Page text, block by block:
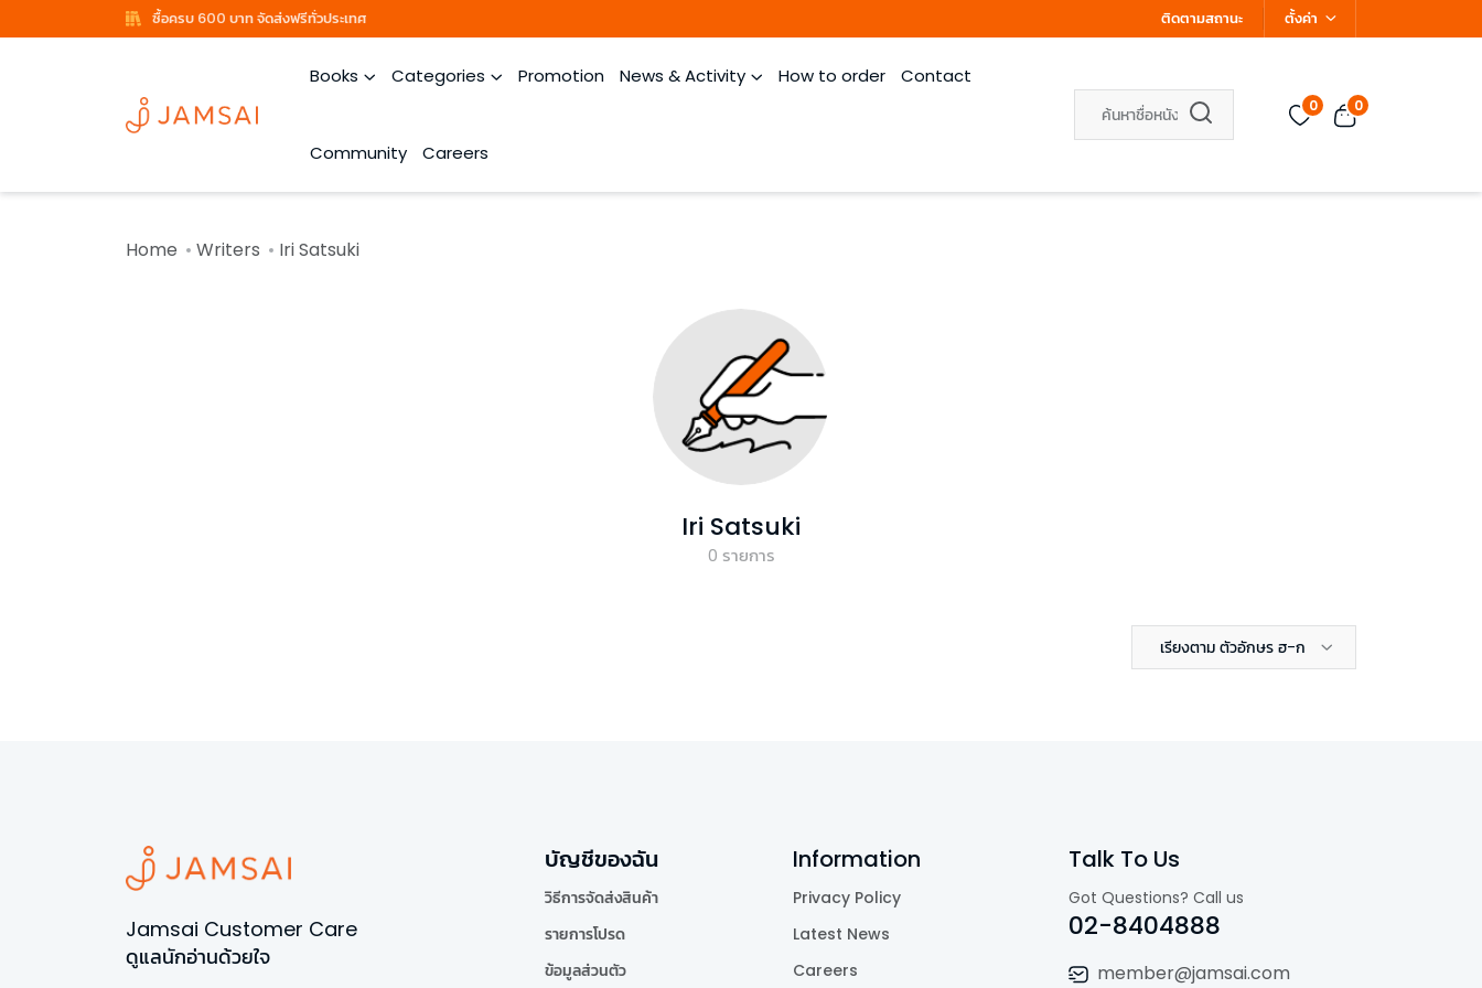
ซื้อครบ 600 บาท จัดส่งฟรีทั่วประเทศ ติดตามสถานะ ตั้งค่า
Books Categories Promotion News & Activity How to order Contact
Community Careers
0 0
Home Writers Iri Satsuki
Iri Satsuki
0 รายการ
เรียงตาม ตัวอักษร ฮ-ก
Jamsai Customer Care
ดูแลนักอ่านด้วยใจ
บัญชีของฉัน
วิธีการจัดส่งสินค้า
รายการโปรด
ข้อมูลส่วนตัว
Information
Privacy Policy
Latest News
Careers
Talk To Us
Got Questions? Call us
02-8404888
member@jamsai.com